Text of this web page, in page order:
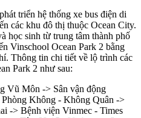
triển hệ thống xe bus điện di
các khu đô thị thuộc Ocean City.
học sinh từ trung tâm thành phố
Vinschool Ocean Park 2 bằng
Thông tin chi tiết về lộ trình các
Park 2 như sau:
Vũ Môn -> Sân vận động
Không - Không Quân ->
-> Bệnh viện Vinmec - Times